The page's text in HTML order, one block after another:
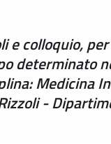
e colloquio,
determinato
Medicina
-